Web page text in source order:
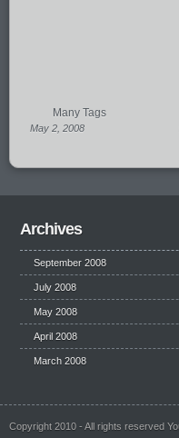
Many Tags
May 2, 2008
Archives
September 2008
July 2008
May 2008
April 2008
March 2008
Copyright 2010 - All rights reserved